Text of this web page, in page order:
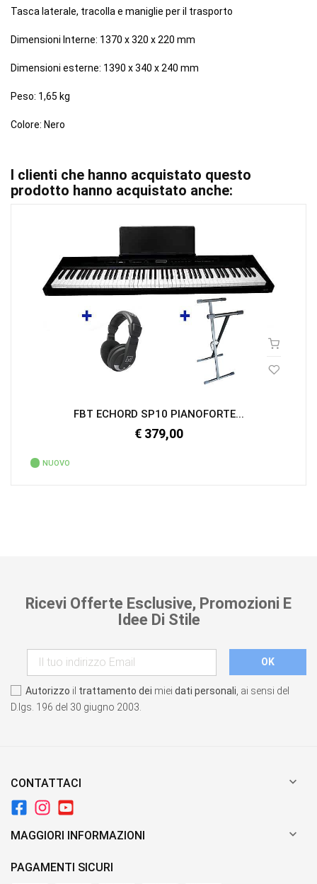
Tasca laterale, tracolla e maniglie per il trasporto
Dimensioni Interne: 1370 x 320 x 220 mm
Dimensioni esterne: 1390 x 340 x 240 mm
Peso: 1,65 kg
Colore: Nero
I clienti che hanno acquistato questo
prodotto hanno acquistato anche:
FBT ECHORD SP10 PIANOFORTE...
€ 379,00
NUOVO
Ricevi Offerte Esclusive, Promozioni E
Idee Di Stile
Autorizzo il trattamento dei miei dati personali , ai sensi del
D.lgs. 196 del 30 giugno 2003.
CONTATTACI 
MAGGIORI INFORMAZIONI 
PAGAMENTI SICURI